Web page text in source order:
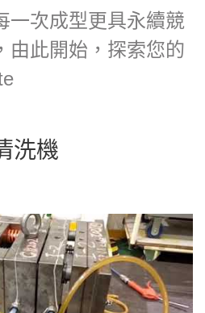
一次成型更具永續競
由此開始，探索您的
洗機